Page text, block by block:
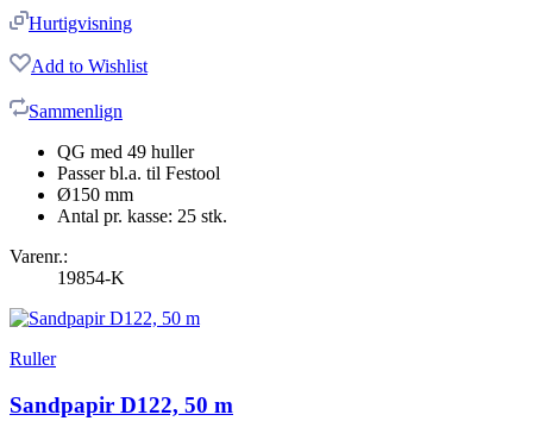
Hurtigvisning
Add to Wishlist
Sammenlign
QG med 49 huller
Passer bl.a. til Festool
Ø150 mm
Antal pr. kasse: 25 stk.
Varenr.:
19854-K
Ruller
Sandpapir D122, 50 m